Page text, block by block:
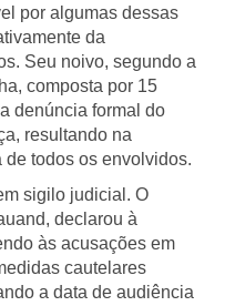
por algumas dessas
da
Seu noivo, segundo a
composta por 15
denúncia formal do
resultando na
todos os envolvidos.
sigilo judicial. O
declarou à
às acusações em
cautelares
a data de audiência